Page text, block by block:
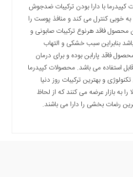
با دارا بودن ترکیبات ضدجوش
خوبی کنترل می کند و منافذ پوست را
فاقد هرنوع ترکیبات صابونی و
بنابراین سبب خشکی و التهاب
فاقد پارابن بوده و برای درمان
استفاده می باشد. محصولات کپیدرما
تکنولوژی و بهترین ترکیبات روز دنیا
را به بازار عرضه می کنند که از لحاظ
رضات بخشی را دارا می باشند.